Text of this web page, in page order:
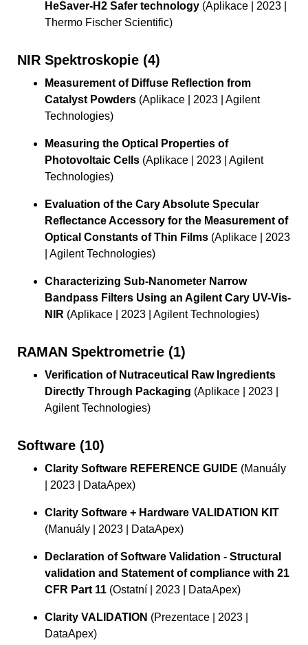
HeSaver-H2 Safer technology (Aplikace | 2023 |
Thermo Fischer Scientific)
NIR Spektroskopie (4)
Measurement of Diffuse Reflection from
Catalyst Powders (Aplikace | 2023 | Agilent
Technologies)
Measuring the Optical Properties of
Photovoltaic Cells (Aplikace | 2023 | Agilent
Technologies)
Evaluation of the Cary Absolute Specular
Reflectance Accessory for the Measurement of
Optical Constants of Thin Films (Aplikace | 2023
| Agilent Technologies)
Characterizing Sub-Nanometer Narrow
Bandpass Filters Using an Agilent Cary UV-Vis-
NIR (Aplikace | 2023 | Agilent Technologies)
RAMAN Spektrometrie (1)
Verification of Nutraceutical Raw Ingredients
Directly Through Packaging (Aplikace | 2023 |
Agilent Technologies)
Software (10)
Clarity Software REFERENCE GUIDE (Manuály
| 2023 | DataApex)
Clarity Software + Hardware VALIDATION KIT
(Manuály | 2023 | DataApex)
Declaration of Software Validation - Structural
validation and Statement of compliance with 21
CFR Part 11 (Ostatní | 2023 | DataApex)
Clarity VALIDATION (Prezentace | 2023 |
DataApex)